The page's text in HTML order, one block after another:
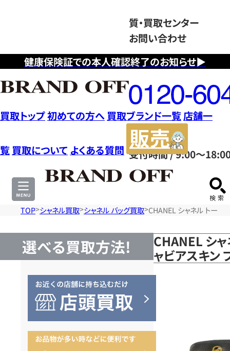
健康保険証での本人確認終了のお知らせ▶
質・買取センター
お問い合わせ
フ
リ
ー
ダ
イ
ヤ
ル
0120604117
受付時間 / 9:00～
買取トップ初めての方へ 買取ブランド一覧店舗一
覧 買取について よくある質問
サ
TOP シャネル買取 シャネル バッグ買取 CHANEL シャネル トート
選べる買取方法!
CHANEL シ
ャビアスキン